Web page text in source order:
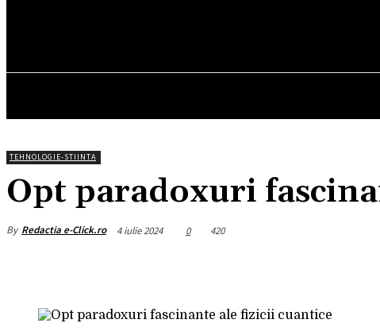
TEHNOLOGIE-STIINTA
Opt paradoxuri
By Redactia e-Click.ro 4 iulie 2024 0 420